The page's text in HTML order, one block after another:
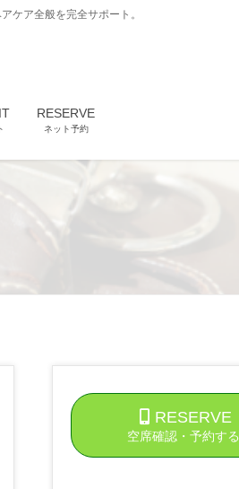
ケア全般を完全サポート。
RESERVE
ネット予約
RESERVE
空席確認・予約する